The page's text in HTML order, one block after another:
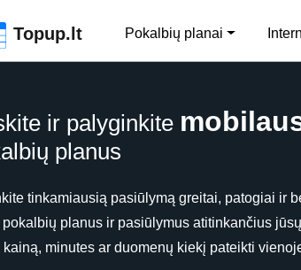
Topup.lt Pokalbių planai
ir palyginkite
planus
tinkamiausią pasiūlymą greitai, patogiai ir
pokalbių planus ir pasiūlymus atitinkančius
kainą, minutes ar duomenų kiekį pateikti